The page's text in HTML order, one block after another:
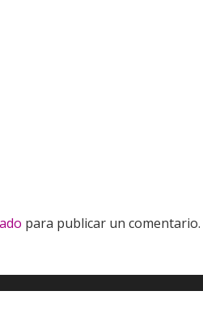
para publicar un comentario.